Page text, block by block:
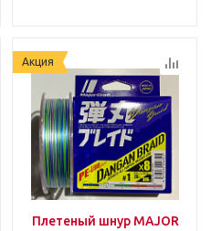
Акция
Плетеный шнур MAJOR